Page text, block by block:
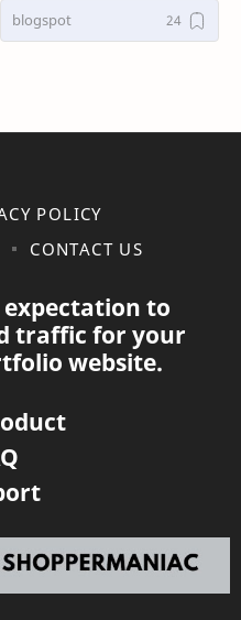
blogspot
POLICY
CONTACT US
expectation to
traffic for your
website.